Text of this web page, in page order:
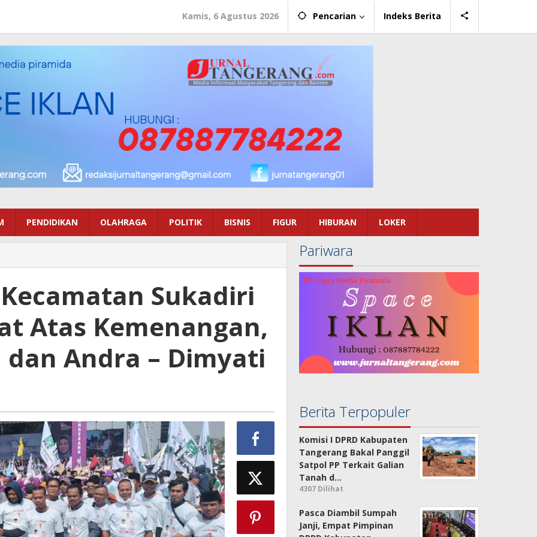
Kamis, 6 Agustus 2026 Pencarian Indeks Berita
PENDIDIKAN OLAHRAGA POLITIK BISNIS FIGUR HIBURAN LOKER
Sukadiri
Atas Kemenangan,
Andra – Dimyati
Pariwara
Berita Terpopuler
Komisi I DPRD Kabupaten
Tangerang Bakal Panggil
Satpol PP Terkait Galian
Tanah d…
4307 Dilihat
Pasca Diambil Sumpah
Janji, Empat Pimpinan